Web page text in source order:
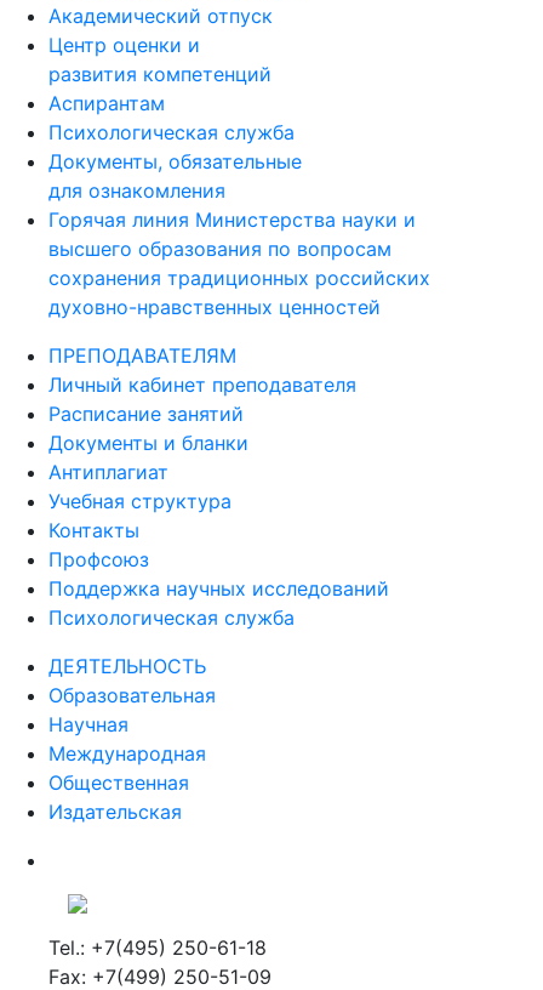
Академический отпуск
Центр оценки и
развития компетенций
Аспирантам
Психологическая служба
Документы, обязательные
для ознакомления
Горячая линия Министерства науки и
высшего образования по вопросам
сохранения традиционных российских
духовно-нравственных ценностей
ПРЕПОДАВАТЕЛЯМ
Личный кабинет преподавателя
Расписание занятий
Документы и бланки
Антиплагиат
Учебная структура
Контакты
Профсоюз
Поддержка научных исследований
Психологическая служба
ДЕЯТЕЛЬНОСТЬ
Образовательная
Научная
Международная
Общественная
Издательская
Tel.: +7(495) 250-61-18
Fax: +7(499) 250-51-09